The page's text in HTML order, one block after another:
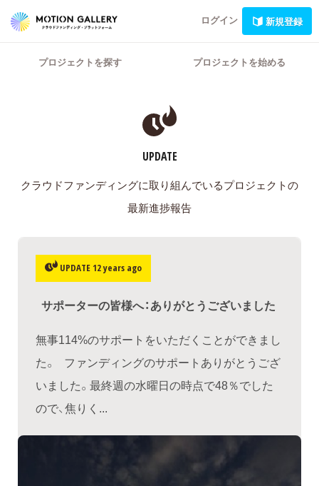
ログイン 新規登録
プロジェクトを探す プロジェクトを始める
UPDATE
クラウドファンディングに取り組んでいるプロジェクトの
最新進捗報告
UPDATE 12 years ago
サポーターの皆様へ：ありがとうございました
無事114%のサポートをいただくことができまし
た。 ファンディングのサポートありがとうござ
いました。最終週の水曜日の時点で48％でした
ので、焦りく...